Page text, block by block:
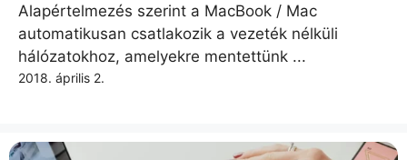
Alapértelmezés szerint a MacBook / Mac
automatikusan csatlakozik a vezeték nélküli
hálózatokhoz, amelyekre mentettünk ...
2018. április 2.